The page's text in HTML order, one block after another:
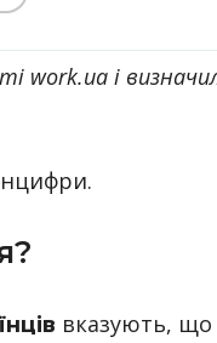
work.ua і
вказують, що